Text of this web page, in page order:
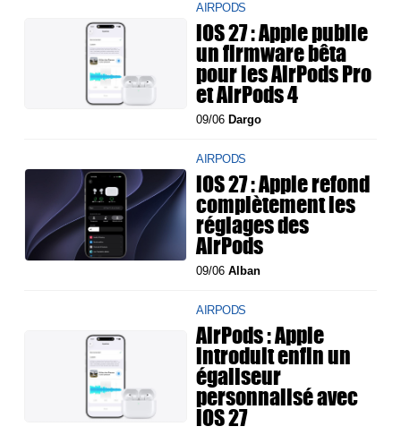
AIRPODS
iOS 27 : Apple publie
un firmware bêta
pour les AirPods Pro
et AirPods 4
09/06 Dargo
AIRPODS
iOS 27 : Apple refond
complètement les
réglages des
AirPods
09/06Alban
AIRPODS
AirPods : Apple
introduit enfin un
égaliseur
personnalisé avec
iOS 27